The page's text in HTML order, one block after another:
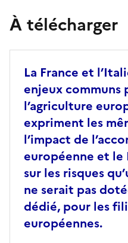
À télécharger
La France et
enjeux communs
l’agriculture
expriment les
l’impact de
européenne et le
sur les risques
ne serait pas
dédié, pour les
européennes.